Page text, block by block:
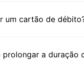
um cartão de
prolongar a duração